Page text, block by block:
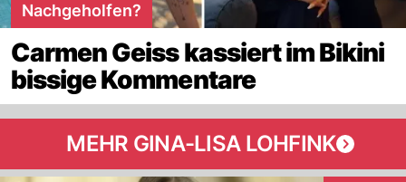
Nachgeholfen?
Carmen Geiss kassiert im Bikini
bissige Kommentare
MEHR GINA-LISA LOHFINK